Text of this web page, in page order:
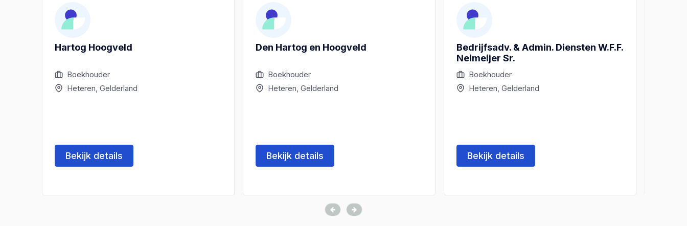
Hartog Hoogveld
Boekhouder
Heteren, Gelderland
Bekijk details
Den Hartog en Hoogveld
Boekhouder
Heteren, Gelderland
Bekijk details
Bedrijfsadv. & Admin. Diensten W.F.F.
Neimeijer Sr.
Boekhouder
Heteren, Gelderland
Bekijk details